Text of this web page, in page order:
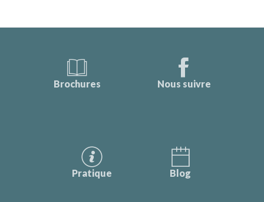
Brochures Nous suivre
Pratique Blog